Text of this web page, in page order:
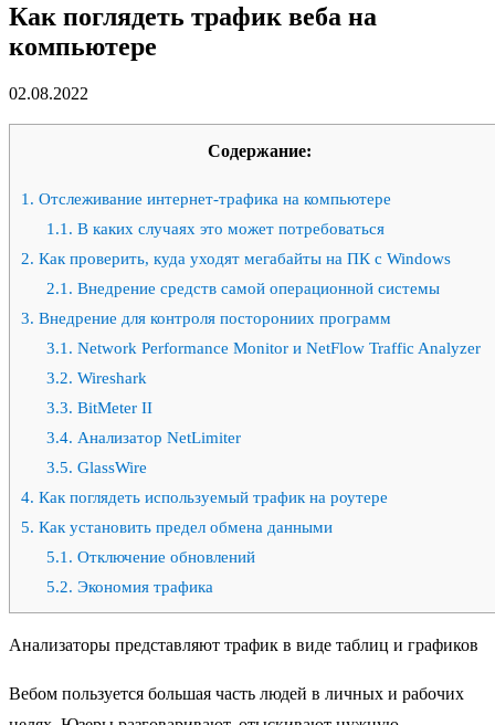
Как поглядеть трафик веба на
компьютере
02.08.2022
Содержание:
1. Отслеживание интернет-трафика на компьютере
1.1. В каких случаях это может потребоваться
2. Как проверить, куда уходят мегабайты на ПК с Windows
2.1. Внедрение средств самой операционной системы
3. Внедрение для контроля посторониих программ
3.1. Network Performance Monitor и NetFlow Traffic Analyzer
3.2. Wireshark
3.3. BitMeter II
3.4. Анализатор NetLimiter
3.5. GlassWire
4. Как поглядеть используемый трафик на роутере
5. Как установить предел обмена данными
5.1. Отключение обновлений
5.2. Экономия трафика
Анализаторы представляют трафик в виде таблиц и графиков
Вебом пользуется большая часть людей в личных и рабочих